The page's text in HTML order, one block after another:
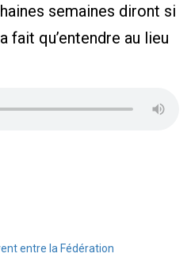
semaines diront si
fait qu’entendre au lieu
entre la Fédération